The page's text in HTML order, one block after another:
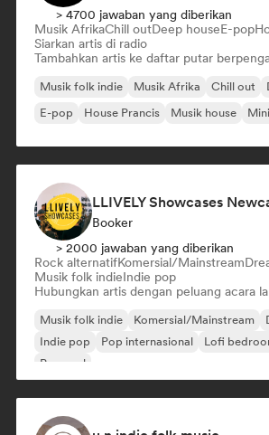
> 4700 jawaban yang diberikan
Musik AfrikaChill outDeep houseE-pop
Siarkan artis di radio
Tambahkan artis ke daftar putar
Musik folk indie Musik Afrika Chill out
E-pop
House Prancis Musik house
LLIVELY Showcases
Booker
> 2000 jawaban yang diberikan
Rock alternatifKomersial/Mainstream
Musik folk indieIndie pop
Hubungkan artis dengan peluang acara
Musik folk indie Komersial/Mainstream
Indie pop
Pop internasional Lofi
Pop soul